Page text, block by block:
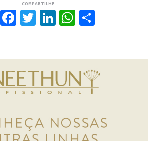
COMPARTILHE
EmailFacebook
Twitter
LinkedIn